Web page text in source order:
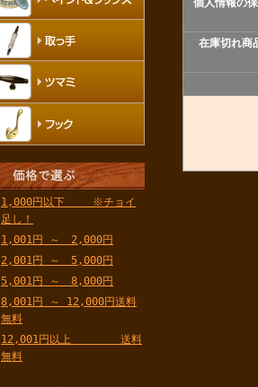
1,000円以下 ※チョイ
足し！
1,001円 ～ 2,000円
2,001円 ～ 5,000円
5,001円 ～ 8,000円
8,001円 ～ 12,000円送料
無料
12,001円以上 送料
無料
個人情報の
在庫切れ商